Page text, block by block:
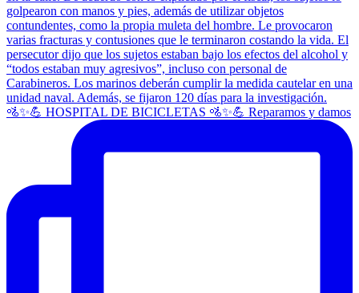
🚵✨💪 HOSPITAL DE BICICLETAS 🚵✨💪 Reparamos y damos